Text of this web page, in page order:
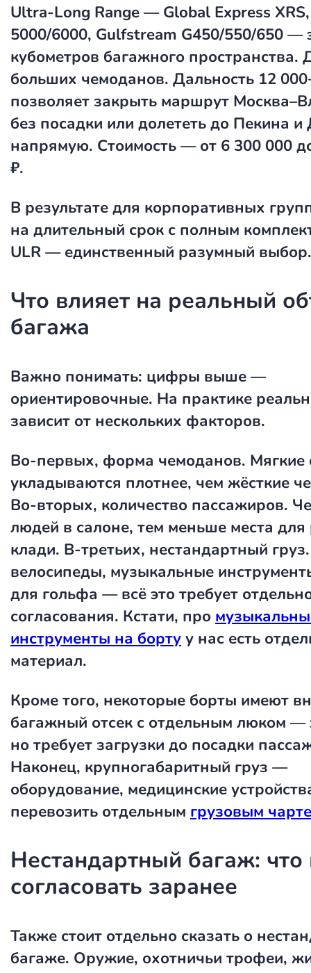
Ultra-Long Range — Global Express
5000/6000, Gulfstream G450/550/650 —
кубометров багажного пространства.
больших чемоданов. Дальность 12
позволяет закрыть маршрут
без посадки или долететь до Пекина и
напрямую. Стоимость — от 6 300 000
₽.
В результате для корпоративных
на длительный срок с полным
ULR — единственный разумный выбор.
Что влияет на реальный
багажа
Важно понимать: цифры выше —
ориентировочные. На практике
зависит от нескольких факторов.
Во-первых, форма чемоданов. Мягкие
укладываются плотнее, чем жёсткие
Во-вторых, количество пассажиров.
людей в салоне, тем меньше места для
клади. В-третьих, нестандартный
велосипеды, музыкальные
для гольфа — всё это требует
согласования. Кстати, про
инструменты на бортуу нас есть
материал.
Кроме того, некоторые борты имеют
багажный отсек с отдельным люком —
но требует загрузки до посадки
Наконец, крупногабаритный груз —
оборудование, медицинские
перевозить отдельным грузовым
Нестандартный багаж:
согласовать заранее
Также стоит отдельно сказать о
багаже. Оружие, охотничьи трофеи,